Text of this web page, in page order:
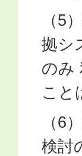
（5
拠シ
のみ
こと
（6
検討